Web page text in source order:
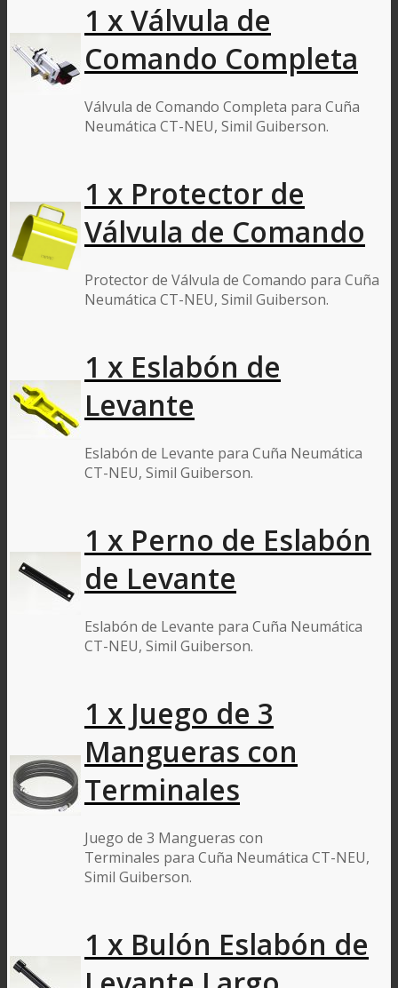
1 x Válvula de
Comando Completa
Válvula de Comando Completa para Cuña
Neumática CT-NEU, Simil Guiberson.
1 x Protector de
Válvula de Comando
Protector de Válvula de Comando para Cuña
Neumática CT-NEU, Simil Guiberson.
1 x Eslabón de
Levante
Eslabón de Levante para Cuña Neumática
CT-NEU, Simil Guiberson.
1 x Perno de Eslabón
de Levante
Eslabón de Levante para Cuña Neumática
CT-NEU, Simil Guiberson.
1 x Juego de 3
Mangueras con
Terminales
Juego de 3 Mangueras con
Terminales para Cuña Neumática CT-NEU,
Simil Guiberson.
1 x Bulón Eslabón de